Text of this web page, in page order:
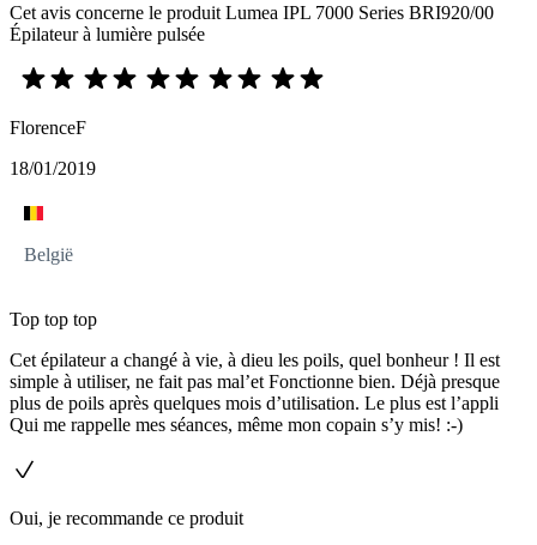
Cet avis concerne le produit Lumea IPL 7000 Series BRI920/00
Épilateur à lumière pulsée
FlorenceF
18/01/2019
België
Top top top
Cet épilateur a changé à vie, à dieu les poils, quel bonheur ! Il est
simple à utiliser, ne fait pas mal’et Fonctionne bien. Déjà presque
plus de poils après quelques mois d’utilisation. Le plus est l’appli
Qui me rappelle mes séances, même mon copain s’y mis! :-)
Oui, je recommande ce produit